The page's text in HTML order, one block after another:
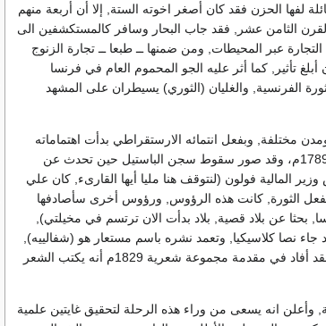
لفها الحزن فقد كان أصغر اخوته الستة, إلا أن أربعة منهم
القرن الثامن عشر, فقد جاب البحار وسافر كالمستكشفين الى
عبر المحيطات, ومن ضمنها ــ طبعا ــ تجارة الزنوج
تأثير, كما أثر عليه الجو المحموم العام في فرنسا
الفرنسية, والغليان (الثوري) يسيطران على المشهد
وبفعل انتمائه الارستقراطي بدأت اهتماماته
السياسية تتنامى مع اندلاع الثورة الفرنسية يوم 14 يوليو 1789م، وقد صور سقوط سجن الباستيل حين تحدث عن
المالية فولون (لنتوقف هنا مليا أيها القارىء, كان علي
الثورة, كانت هذه الرؤوس, ورؤوس أخرى سأصادفها
بحثا عن بلاد قصية, بلاد بدأت الان ترتسم في مخيلتي),
نصا كلاسيكيا, وتعمد نشره باسم مستعار هو (شفالييه),
وإن لم تكن هذه المحاولة هي أول ما كتب في الحقيقة, فقد أفاد في مقدمة مجموعة شعرية 1829م أنه يكتب الشعر
وأعلن انه يسعى من وراء هذه الرحلة لتحقيق غايتين علمية